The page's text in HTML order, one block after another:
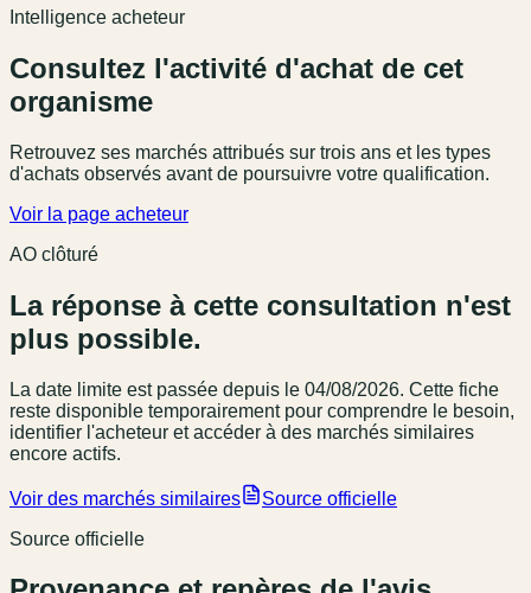
Intelligence acheteur
Consultez l'activité d'achat de cet
organisme
Retrouvez ses marchés attribués sur trois ans et les types
d'achats observés avant de poursuivre votre qualification.
Voir la page acheteur
AO clôturé
La réponse à cette consultation n'est
plus possible.
La date limite est passée depuis le 04/08/2026. Cette fiche
reste disponible temporairement pour comprendre le besoin,
identifier l'acheteur et accéder à des marchés similaires
encore actifs.
Voir des marchés similaires
Source officielle
Source officielle